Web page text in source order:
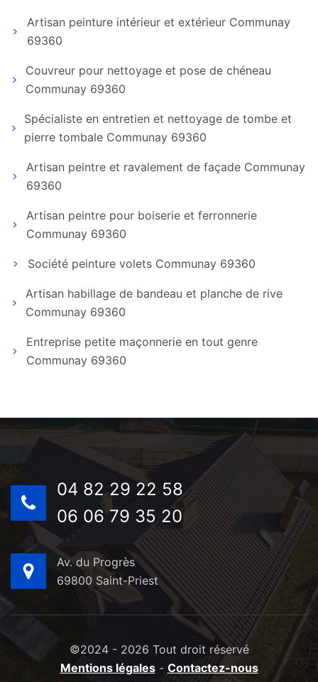
Artisan peinture intérieur et extérieur Communay
69360
Couvreur pour nettoyage et pose de chéneau
Communay 69360
Spécialiste en entretien et nettoyage de tombe et
pierre tombale Communay 69360
Artisan peintre et ravalement de façade Communay
69360
Artisan peintre pour boiserie et ferronnerie
Communay 69360
Société peinture volets Communay 69360
Artisan habillage de bandeau et planche de rive
Communay 69360
Entreprise petite maçonnerie en tout genre
Communay 69360
04 82 29 22 58
06 06 79 35 20
Av. du Progrès
69800 Saint-Priest
©2024 - 2026 Tout droit réservé
Mentions légales- Contactez-nous